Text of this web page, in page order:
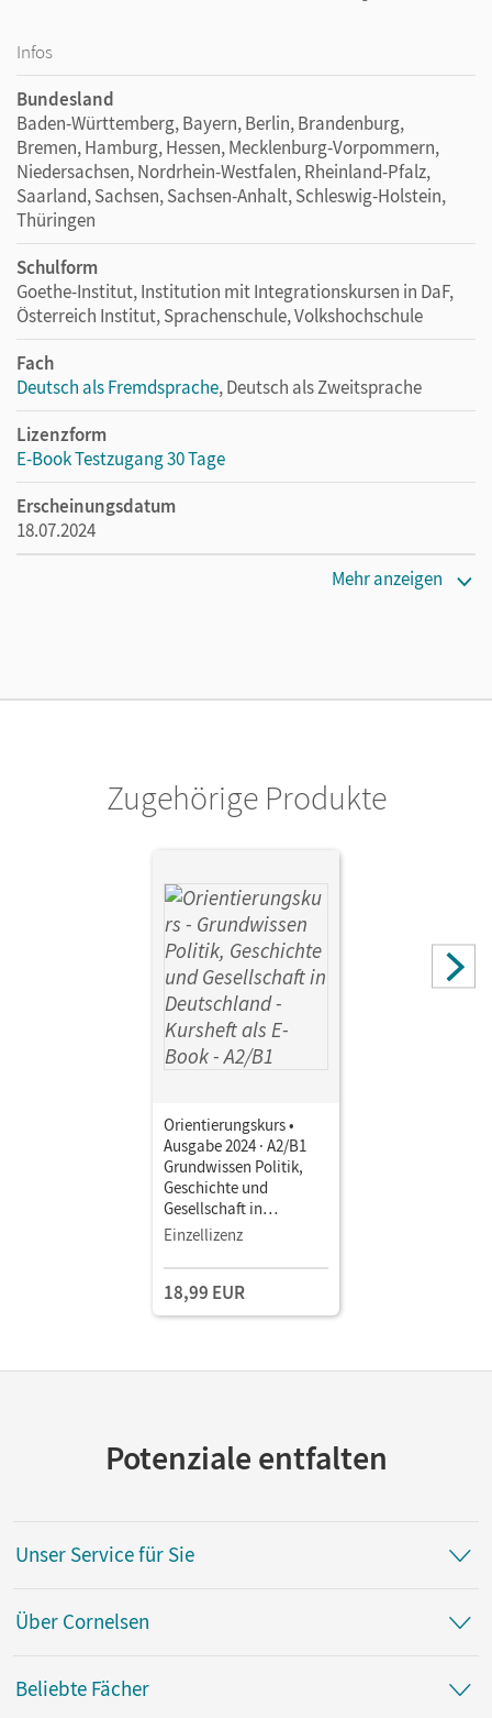
Neu in der Cornelsen PagePlayer-App: zwei digitale
Modelltests sowie ein Abschlussquiz zur Wiederholung
und Festigung
Mit dem Kauf erhalten Sie einen Code zur Freischaltung des
E-Books auf
Praktische Bearbeitungswerkzeuge, wie z. B. Markieren,
Textfelder und Notizen, ergänzen im E-Book die
Lehrwerkinhalte.
Infos
Bundesland
Baden-Württemberg, Bayern, Berlin, Brandenburg,
Bremen, Hamburg, Hessen, Mecklenburg-Vorpommern,
Niedersachsen, Nordrhein-Westfalen, Rheinland-Pfalz,
Saarland, Sachsen, Sachsen-Anhalt, Schleswig-Holstein,
Thüringen
Schulform
Goethe-Institut, Institution mit Integrationskursen in DaF,
Österreich Institut, Sprachenschule, Volkshochschule
Fach
Deutsch als Fremdsprache, Deutsch als Zweitsprache
Lizenzform
E-Book Testzugang 30 Tage
Erscheinungsdatum
18.07.2024
Mehr anzeigen
Zugehörige Produkte
Orientierungskurs •
Ausgabe 2024 · A2/B1
Grundwissen Politik,
Geschichte und
Gesellschaft in
Deutschland • Kursheft
Einzellizenz
18,99 EUR
Potenziale entfalten
Unser Service für Sie
Über Cornelsen
Beliebte Fächer